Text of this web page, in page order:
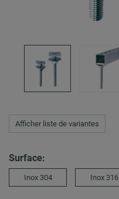
Afficher liste de variantes
Surface:
Inox 304 Inox 316